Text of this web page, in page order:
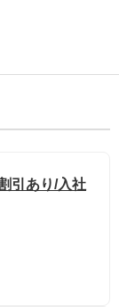
引あり/入社